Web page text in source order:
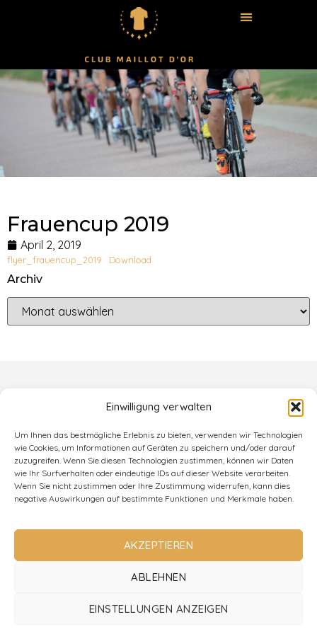
Einwilligung verwalten
Um Ihnen das bestmögliche Erlebnis zu bieten, verwenden wir Technologien
wie Cookies, um Informationen auf Geräten zu speichern und/oder darauf
zuzugreifen. Wenn Sie diesen Technologien zustimmen, können wir Daten
wie Ihr Surfverhalten oder eindeutige IDs auf dieser Website verarbeiten.
Wenn Sie nicht zustimmen oder Ihre Zustimmung widerrufen, kann dies
negative Auswirkungen auf bestimmte Funktionen und Merkmale haben.
AKZEPTIEREN
ABLEHNEN
EINSTELLUNGEN ANZEIGEN
Frauencup 2019
April 2, 2019
flyer_frauencup_2019 Download
Archiv